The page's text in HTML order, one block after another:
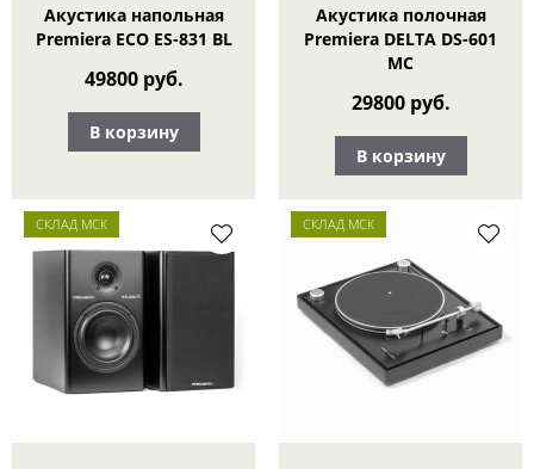
Акустика напольная
Premiera ECO ES-831 BL
49800 руб.
В корзину
Акустика полочная
Premiera DELTA DS-601
MC
29800 руб.
В корзину
СКЛАД МСК СКЛАД МСК